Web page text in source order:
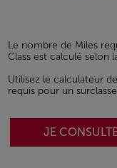
Le nombre de Miles
Class est calculé selon
Utilisez le calculateur
requis pour un
JE